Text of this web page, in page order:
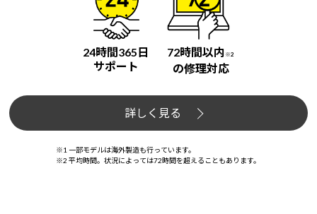
24時間365日
サポート
72時間以内 ※2
の修理対応
詳しく見る
※1 一部モデルは海外製造も行っています。
※2 平均時間。状況によっては72時間を超えることもあります。